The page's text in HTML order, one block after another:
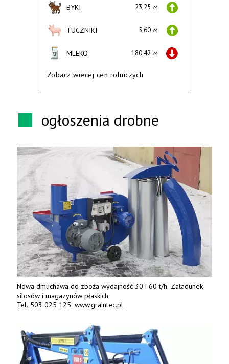
BYKI 23,25 zł
TUCZNIKI 5,60 zł
MLEKO 180,42 zł
Zobacz wiecej cen rolniczych
ogłoszenia drobne
Nowa dmuchawa do zboża wydajność 30 i 60 t/h. Załadunek
silosów i magazynów płaskich.
Tel. 503 025 125. www.graintec.pl